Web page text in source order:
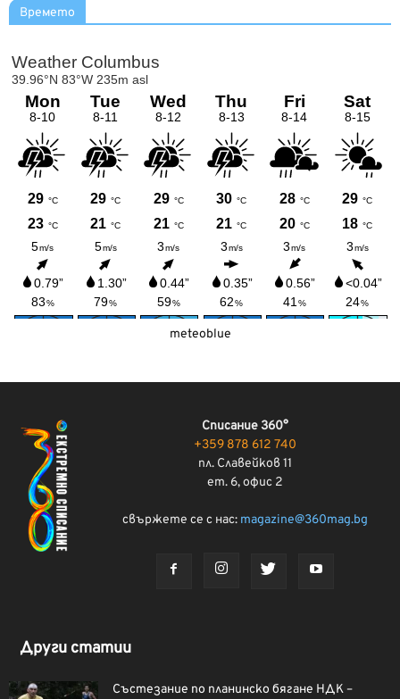
Времето
meteoblue
Списание 360°
+359 878 612 740
пл. Славейков 11
ет. 6, офис 2
свържете се с нас: magazine@360mag.bg
Други статии
Състезание по планинско бягане НДК –